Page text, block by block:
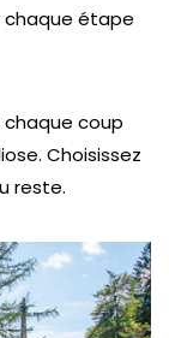
étape
coup
Choisissez
reste.